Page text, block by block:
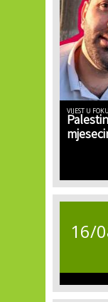
VIJEST U
16/